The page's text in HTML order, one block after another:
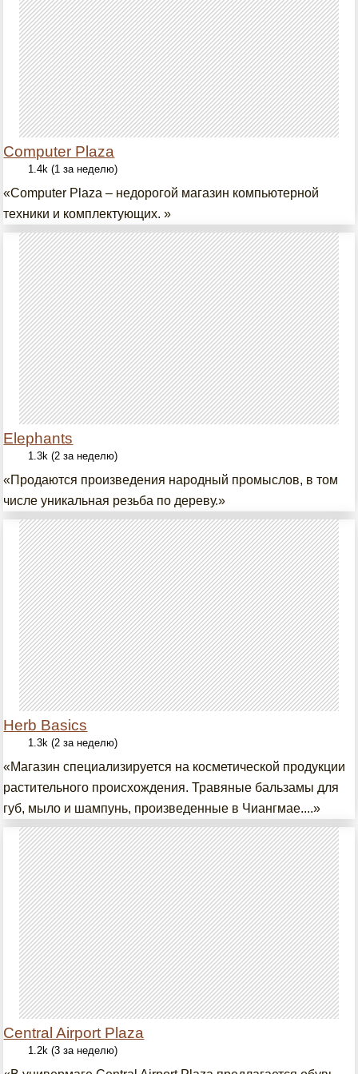
Computer Plaza
1.4k (1 за неделю)
«Computer Plaza – недорогой магазин компьютерной
техники и комплектующих. »
Elephants
1.3k (2 за неделю)
«Продаются произведения народный промыслов, в том
числе уникальная резьба по дереву.»
Herb Basics
1.3k (2 за неделю)
«Магазин специализируется на косметической продукции
растительного происхождения. Травяные бальзамы для
губ, мыло и шампунь, произведенные в Чиангмае....»
Central Airport Plaza
1.2k (3 за неделю)